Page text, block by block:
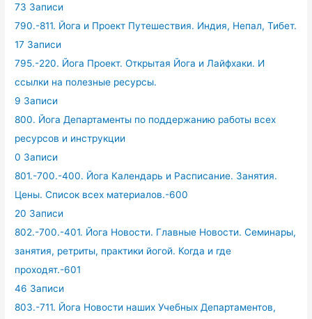
73 Записи
790.-811. Йога и Проект Путешествия. Индия, Непал, Тибет.
17 Записи
795.-220. Йога Проект. Открытая Йога и Лайфхаки. И
ссылки на полезные ресурсы.
9 Записи
800. Йога Департаменты по поддержанию работы всех
ресурсов и инструкции
0 Записи
801.-700.-400. Йога Календарь и Расписание. Занятия.
Цены. Список всех материалов.-600
20 Записи
802.-700.-401. Йога Новости. Главные Новости. Семинары,
занятия, ретриты, практики йогой. Когда и где
проходят.-601
46 Записи
803.-711. Йога Новости наших Учебных Департаментов,